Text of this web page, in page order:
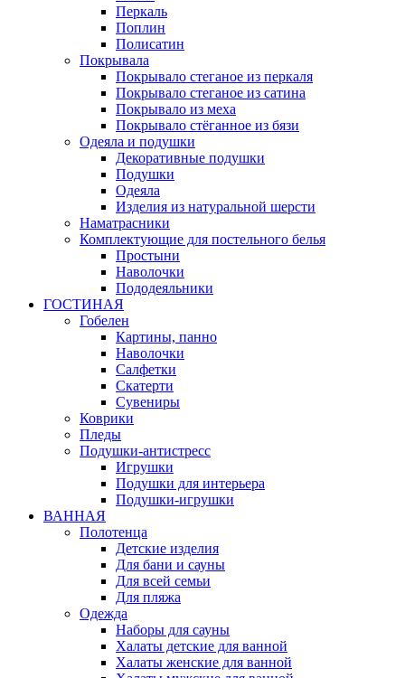
Перкаль
Поплин
Полисатин
Покрывала
Покрывало стеганое из перкаля
Покрывало стеганое из сатина
Покрывало из меха
Покрывало стёганное из бязи
Одеяла и подушки
Декоративные подушки
Подушки
Одеяла
Изделия из натуральной шерсти
Наматраcники
Комплектующие для постельного белья
Простыни
Наволочки
Пододеяльники
ГОСТИНАЯ
Гобелен
Картины, панно
Наволочки
Салфетки
Скатерти
Сувениры
Коврики
Пледы
Подушки-антистресс
Игрушки
Подушки для интерьера
Подушки-игрушки
ВАННАЯ
Полотенца
Детские изделия
Для бани и сауны
Для всей семьи
Для пляжа
Одежда
Наборы для сауны
Халаты детские для ванной
Халаты женские для ванной